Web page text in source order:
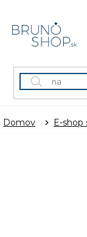
obsah
Domov E-shop